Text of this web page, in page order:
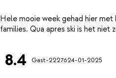
Hele mooie week gehad hier
8.4 Gast-2227624-01-2025